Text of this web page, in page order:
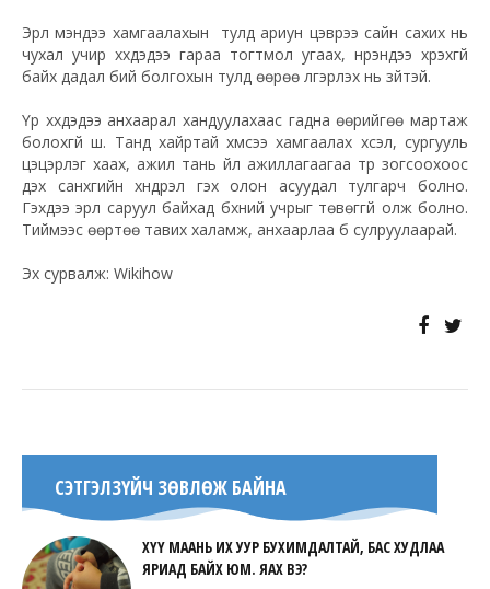
Эрүүл мэндээ хамгаалахын тулд ариун цэврээ сайн сахих нь
чухал учир хүүхдэдээ гараа тогтмол угаах, нүүрэндээ хүрэхгүй
байх дадал бий болгохын тулд өөрөө үлгэрлэх нь зүйтэй.
Үр хүүхдэдээ анхаарал хандуулахаас гадна өөрийгөө мартаж
болохгүй шүү. Танд хайртай хүмүүсээ хамгаалах хүсэл, сургууль
цэцэрлэг хаах, ажил тань үйл ажиллагаагаа түр зогсоохоос
үүдэх санхүүгийн хүндрэл гэх олон асуудал тулгарч болно.
Гэхдээ эрүүл саруул байхад бүхний учрыг төвөггүй олж болно.
Тиймээс өөртөө тавих халамж, анхаарлаа бүү сулруулаарай.
Эх сурвалж: Wikihow
СЭТГЭЛЗҮЙЧ ЗӨВЛӨЖ БАЙНА
ХҮҮ МААНЬ ИХ УУР БУХИМДАЛТАЙ, БАС ХУДЛАА
ЯРИАД БАЙХ ЮМ. ЯАХ ВЭ?